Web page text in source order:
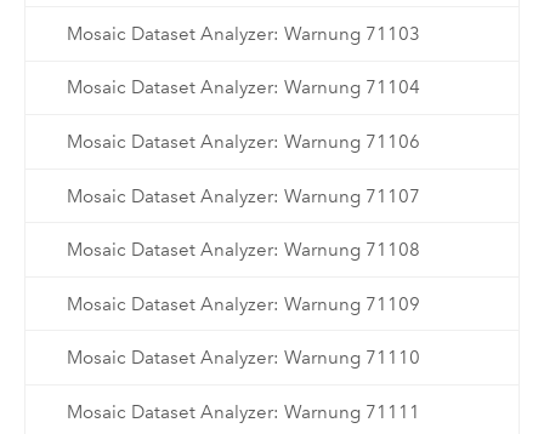
Mosaic Dataset Analyzer: Warnung 71103
Mosaic Dataset Analyzer: Warnung 71104
Mosaic Dataset Analyzer: Warnung 71106
Mosaic Dataset Analyzer: Warnung 71107
Mosaic Dataset Analyzer: Warnung 71108
Mosaic Dataset Analyzer: Warnung 71109
Mosaic Dataset Analyzer: Warnung 71110
Mosaic Dataset Analyzer: Warnung 71111